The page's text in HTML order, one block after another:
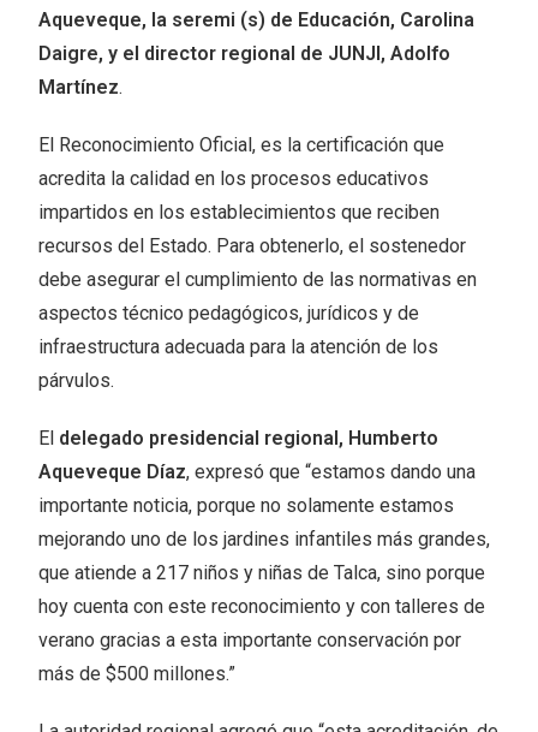
Aqueveque, la seremi (s) de Educación, Carolina
Daigre, y el director regional de JUNJI, Adolfo
Martínez.
El Reconocimiento Oficial, es la certificación que
acredita la calidad en los procesos educativos
impartidos en los establecimientos que reciben
recursos del Estado. Para obtenerlo, el sostenedor
debe asegurar el cumplimiento de las normativas en
aspectos técnico pedagógicos, jurídicos y de
infraestructura adecuada para la atención de los
párvulos.
El delegado presidencial regional, Humberto
Aqueveque Díaz, expresó que “estamos dando una
importante noticia, porque no solamente estamos
mejorando uno de los jardines infantiles más grandes,
que atiende a 217 niños y niñas de Talca, sino porque
hoy cuenta con este reconocimiento y con talleres de
verano gracias a esta importante conservación por
más de $500 millones.”